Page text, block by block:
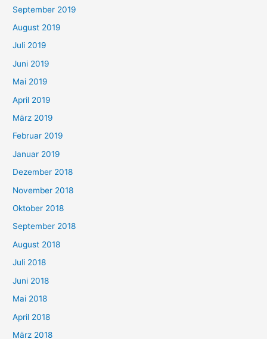
September 2019
August 2019
Juli 2019
Juni 2019
Mai 2019
April 2019
März 2019
Februar 2019
Januar 2019
Dezember 2018
November 2018
Oktober 2018
September 2018
August 2018
Juli 2018
Juni 2018
Mai 2018
April 2018
März 2018